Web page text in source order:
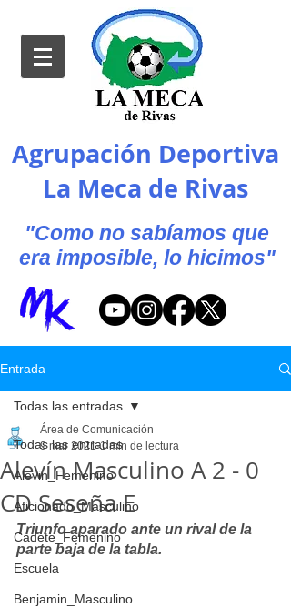
Agrupación Deportiva
La Meca de Rivas
"Como no sabíamos que
era imposible, lo hicimos"
Entrada
Todas las entradas
Alevin_Femenino
Aficionado_Masculino
Cadete_Femenino
Escuela
Benjamin_Masculino
Todas las entradas
Alevín Masculino A 2 - 0
CD Seseña E
Área de Comunicación
9 mar 2021 1 min de lectura
Triunfo aparado ante un rival de la
parte baja de la tabla.